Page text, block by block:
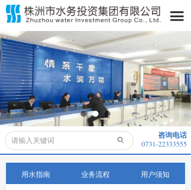
끀
首页
关于我们
水务动态
水务公开
业务领域
便民服务
采购信息
ꄙ
咨询电话
0731-22333555
用水指南 业务流程 用户须知